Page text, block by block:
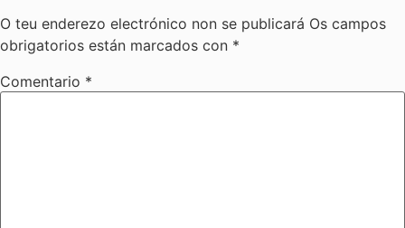
O teu enderezo electrónico non se publicará Os campos
obrigatorios están marcados con *
Comentario *